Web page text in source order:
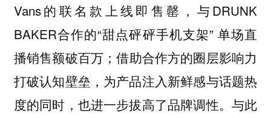
Vans的联名款上线即售罄，与DRUNK
BAKER合作的“甜点砰砰手机支架” 单场直
播销售额破百万；借助合作方的圈层影响力
打破认知壁垒，为产品注入新鲜感与话题热
度的同时，也进一步拔高了品牌调性。与此